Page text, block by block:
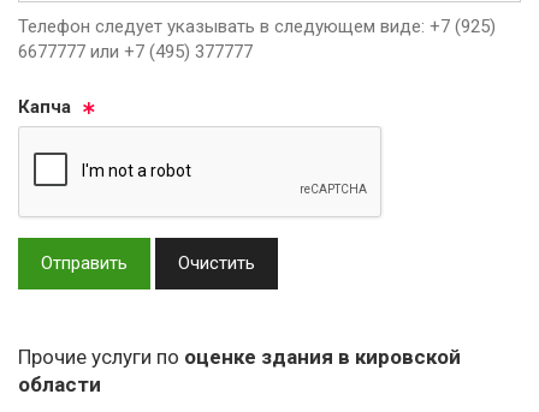
Телефон следует указывать в следующем виде: +7 (925)
6677777 или +7 (495) 377777
Кап­ча
Отправить Очистить
Прочие услуги по оценке здания в кировской
области